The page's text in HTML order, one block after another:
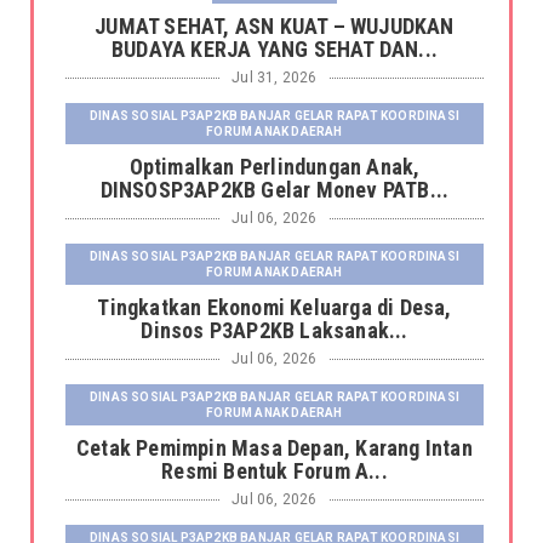
JUMAT SEHAT, ASN KUAT – WUJUDKAN
BUDAYA KERJA YANG SEHAT DAN...
Jul 31, 2026
DINAS SOSIAL P3AP2KB BANJAR GELAR RAPAT KOORDINASI
FORUM ANAK DAERAH
Optimalkan Perlindungan Anak,
DINSOSP3AP2KB Gelar Monev PATB...
Jul 06, 2026
DINAS SOSIAL P3AP2KB BANJAR GELAR RAPAT KOORDINASI
FORUM ANAK DAERAH
Tingkatkan Ekonomi Keluarga di Desa,
Dinsos P3AP2KB Laksanak...
Jul 06, 2026
DINAS SOSIAL P3AP2KB BANJAR GELAR RAPAT KOORDINASI
FORUM ANAK DAERAH
Cetak Pemimpin Masa Depan, Karang Intan
Resmi Bentuk Forum A...
Jul 06, 2026
DINAS SOSIAL P3AP2KB BANJAR GELAR RAPAT KOORDINASI